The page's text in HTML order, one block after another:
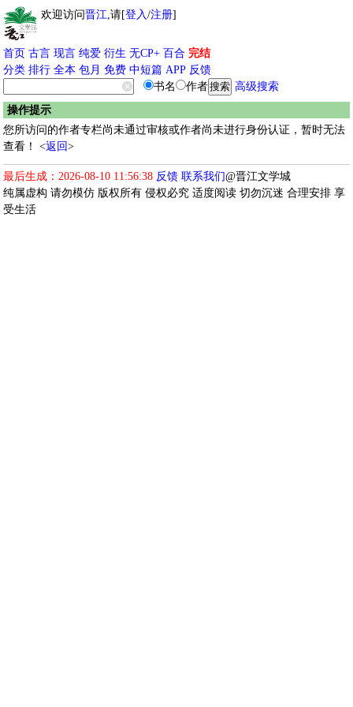
欢迎访问晋江,请[登入/注册]
首页 古言 现言 纯爱 衍生 无CP+ 百合 完结
分类 排行 全本 包月 免费 中短篇 APP 反馈
书名
作者
高级搜索
操作提示
您所访问的作者专栏尚未通过审核或作者尚未进行身份认证，暂时无法
查看！ <返回>
最后生成：2026-08-10 11:56:38 反馈 联系我们@晋江文学城
纯属虚构 请勿模仿 版权所有 侵权必究 适度阅读 切勿沉迷 合理安排 享
受生活